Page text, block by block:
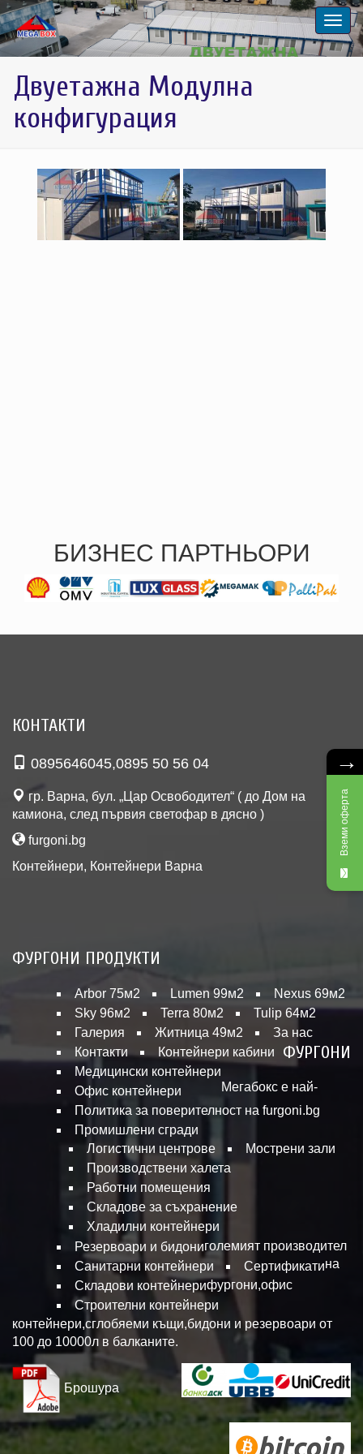
Двуетажна Модулна
конфигурация
БИЗНЕС ПАРТНЬОРИ
КОНТАКТИ
0895646045,0895 50 56 04
гр. Варна, бул. „Цар Освободител“ ( до Дом на
камиона, след първия светофар в дясно )
furgoni.bg
Контейнери, Контейнери Варна
ФУРГОНИ ПРОДУКТИ
Arbor 75м2 Lumen 99м2
Nexus 69м2
Sky 96м2
Terra 80м2
Tulip 64м2
Галерия
Житница 49м2
За нас
Контакти
Контейнери кабини
Медицински контейнери
Офис контейнери
Политика за поверителност на furgoni.bg
Промишлени сгради
Логистични центрове
Мострени зали
Производствени халета
Работни помещения
Складове за съхранение
Хладилни контейнери
Резервоари и бидони
Санитарни контейнери
Сертификати
Складови контейнери
Строителни контейнери
ФУРГОНИ
Мегабокс е най-
големият производител
на
фургони,офис
контейнери,сглобяеми къщи,бидони и резервоари от
100 до 10000л в балканите.
Брошура
→
Вземи оферта